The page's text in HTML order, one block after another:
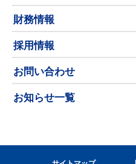
財務情報
採用情報
お問い合わせ
お知らせ一覧